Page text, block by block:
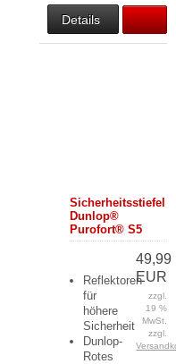
Details
Sicherheitsstiefel
Dunlop®
Purofort® S5
Reflektoren
für
höhere
Sicherheit
Dunlop-
Rotes
49,99
EUR
zzgl.
19 %
MwSt.
zzgl.